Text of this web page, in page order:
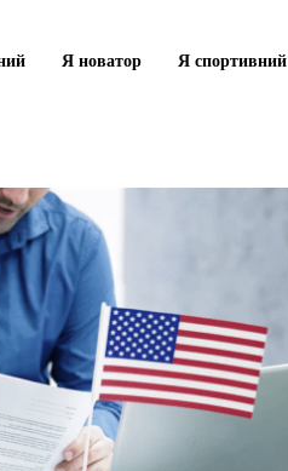
Я новатор Я спортивний